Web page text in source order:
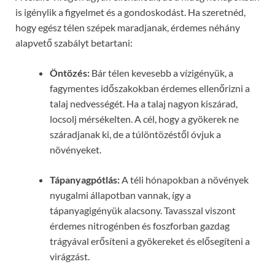
is igénylik a figyelmet és a gondoskodást. Ha szeretnéd,
hogy egész télen szépek maradjanak, érdemes néhány
alapvető szabályt betartani:
Öntözés: Bár télen kevesebb a vízigényük, a
fagymentes időszakokban érdemes ellenőrizni a
talaj nedvességét. Ha a talaj nagyon kiszárad,
locsolj mérsékelten. A cél, hogy a gyökerek ne
száradjanak ki, de a túlöntözéstől óvjuk a
növényeket.
Tápanyagpótlás:A téli hónapokban a növények
nyugalmi állapotban vannak, így a
tápanyagigényük alacsony. Tavasszal viszont
érdemes nitrogénben és foszforban gazdag
trágyával erősíteni a gyökereket és elősegíteni a
virágzást.